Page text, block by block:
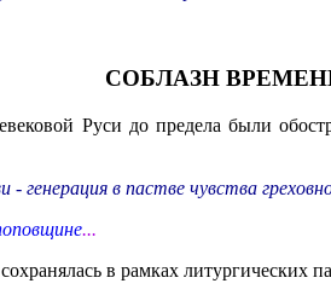
СОБЛАЗН
Руси до предела были
в пастве чувства
...
в рамках литургических